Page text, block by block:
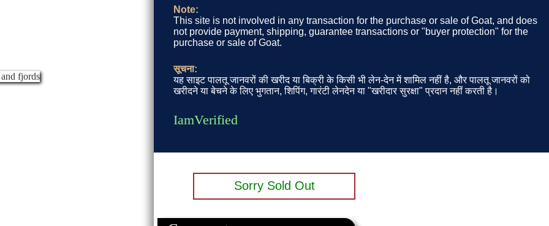
Note:
This site is not involved in any transaction for the purchase or sale of Goat, and does
not provide payment, shipping, guarantee transactions or "buyer protection" for the
purchase or sale of Goat.
सूचना:
यह साइट पालतू जानवरों की खरीद या बिक्री के किसी भी लेन-देन में शामिल नहीं है, और पालतू जानवरों को
खरीदने या बेचने के लिए भुगतान, शिपिंग, गारंटी लेनदेन या "खरीदार सुरक्षा" प्रदान नहीं करती है।
IamVerified
Sorry Sold Out